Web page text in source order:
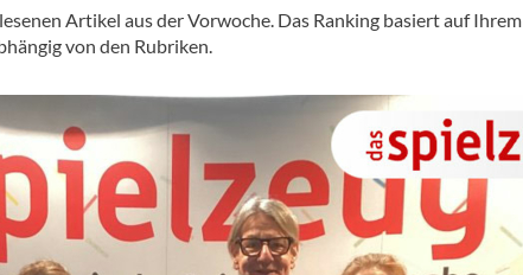
Artikel aus der Vorwoche. Das Ranking basiert auf Ihrem
von den Rubriken.